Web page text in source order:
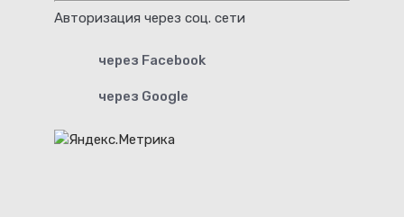
Авторизация через соц. сети
через Facebook
через Google